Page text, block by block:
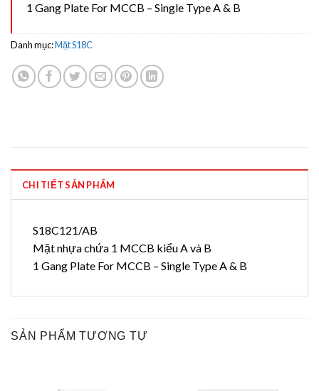
1 Gang Plate For MCCB – Single Type A & B
Danh mục:Mặt S18C
CHI TIẾT SẢN PHẨM
S18C121/AB
Mặt nhựa chứa 1 MCCB kiểu A và B
1 Gang Plate For MCCB – Single Type A & B
SẢN PHẨM TƯƠNG TỰ